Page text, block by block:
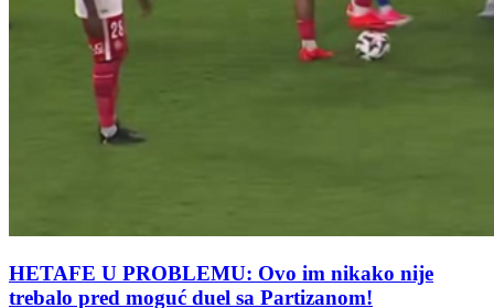
HETAFE U PROBLEMU: Ovo im nikako nije
trebalo pred moguć duel sa Partizanom!